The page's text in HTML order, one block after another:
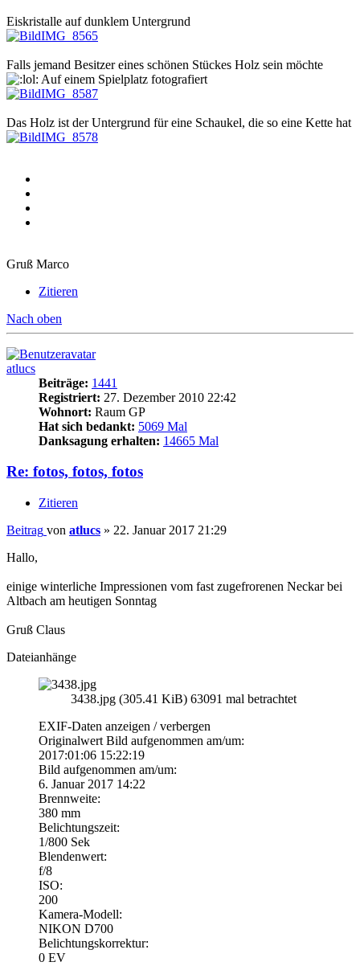
Eiskristalle auf dunklem Untergrund
IMG_8565
Falls jemand Besitzer eines schönen Stückes Holz sein möchte
Auf einem Spielplatz fotografiert
IMG_8587
Das Holz ist der Untergrund für eine Schaukel, die so eine Kette hat
IMG_8578
Gruß Marco
Zitieren
Nach oben
atlucs
Beiträge: 1441
Registriert: 27. Dezember 2010 22:42
Wohnort: Raum GP
Hat sich bedankt: 5069 Mal
Danksagung erhalten: 14665 Mal
Re: fotos, fotos, fotos
Zitieren
Beitrag von atlucs » 22. Januar 2017 21:29
Hallo,
einige winterliche Impressionen vom fast zugefrorenen Neckar bei
Altbach am heutigen Sonntag
Gruß Claus
Dateianhänge
3438.jpg (305.41 KiB) 63091 mal betrachtet
EXIF-Daten anzeigen / verbergen
Originalwert Bild aufgenommen am/um:
2017:01:06 15:22:19
Bild aufgenommen am/um:
6. Januar 2017 14:22
Brennweite:
380 mm
Belichtungszeit:
1/800 Sek
Blendenwert:
f/8
ISO:
200
Kamera-Modell:
NIKON D700
Belichtungskorrektur:
0 EV